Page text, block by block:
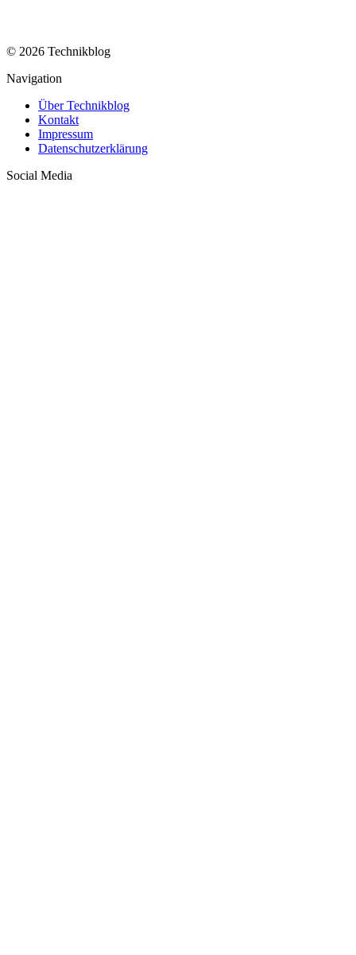
© 2026 Technikblog
Navigation
Über Technikblog
Kontakt
Impressum
Datenschutzerklärung
Social Media